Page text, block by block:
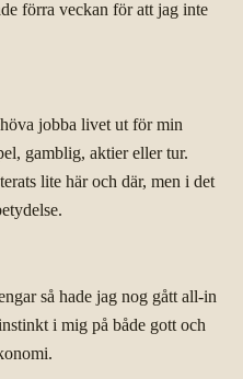
förra veckan för att jag inte
jobba livet ut för min
gamblig, aktier eller tur.
lite här och där, men i det
så hade jag nog gått all-in
i mig på både gott och